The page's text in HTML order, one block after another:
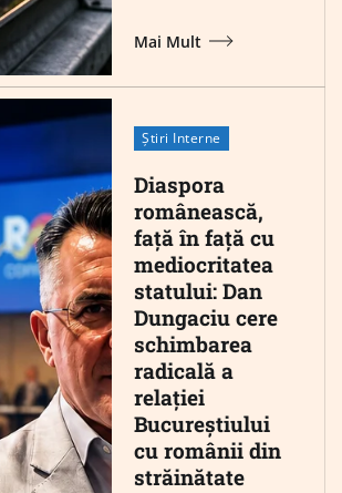
Mai Mult
Știri Interne
Diaspora
românească,
față în față cu
mediocritatea
statului: Dan
Dungaciu cere
schimbarea
radicală a
relației
Bucureștiului
cu românii din
străinătate